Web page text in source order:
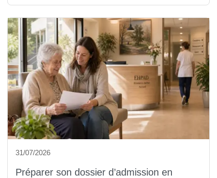
31/07/2026
Préparer son dossier d’admission en